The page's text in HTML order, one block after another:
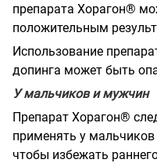
препарата Хорагон®
положительным
Использование
допинга может быть
У мальчиков и мужчин
Препарат Хорагон®
применять у мальчиков
чтобы избежать